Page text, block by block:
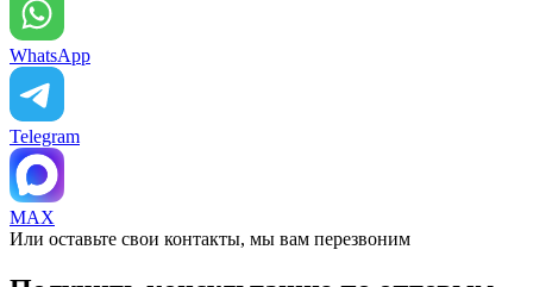
WhatsApp
Telegram
MAX
Или оставьте свои контакты, мы вам перезвоним